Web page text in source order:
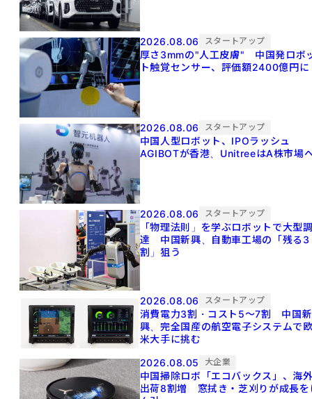
2026.08.06 スタートアップ
厚さ3mmの"人工皮膚" 中国発ロボ
ト触覚センサー、評価額2400億円に
2026.08.06 スタートアップ
中国人型ロボット、IPOラッシュ
AGIBOTが香港、UnitreeはA株市場
2026.08.06 スタートアップ
「物理法則」を学ぶロボットで大型
達 中国新興、自動車工場の「残る3
割」狙う
2026.08.06 スタートアップ
消費電力3割・コスト5〜7割 中国新
興、完全国産の航空電子システムで
米大手に挑む
2026.08.05
大企業
中国掃除ロボ「エコバックス」、海
出荷8割増 窓拭き・芝刈りが成長を